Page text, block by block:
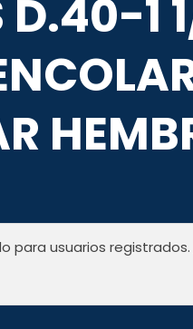
D.40-1
para usuarios registrados.